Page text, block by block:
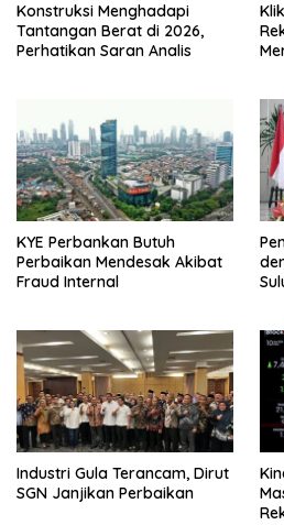
Konstruksi Menghadapi
Tantangan Berat di 2026,
Perhatikan Saran Analis
KYE Perbankan Butuh
Perbaikan Mendesak Akibat
Fraud Internal
Industri Gula Terancam, Dirut
SGN Janjikan Perbaikan